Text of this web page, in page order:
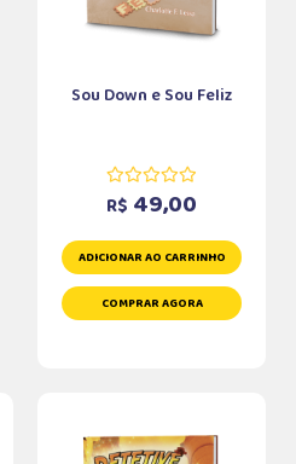
Sou Down e Sou Feliz
R$ 49,00
ADICIONAR AO CARRINHO
COMPRAR AGORA